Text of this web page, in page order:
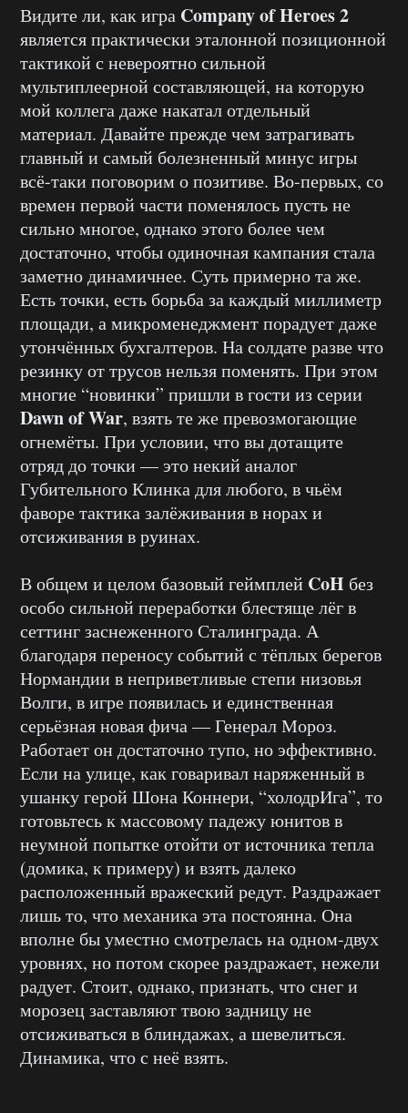
Видите ли, как игра Company of Heroes 2
является практически эталонной позиционной
тактикой с невероятно сильной
мультиплеерной составляющей, на которую
мой коллега даже накатал отдельный
материал. Давайте прежде чем затрагивать
главный и самый болезненный минус игры
всё-таки поговорим о позитиве. Во-первых, со
времен первой части поменялось пусть не
сильно многое, однако этого более чем
достаточно, чтобы одиночная кампания стала
заметно динамичнее. Суть примерно та же.
Есть точки, есть борьба за каждый миллиметр
площади, а микроменеджмент порадует даже
утончённых бухгалтеров. На солдате разве что
резинку от трусов нельзя поменять. При этом
многие “новинки” пришли в гости из серии
Dawn of War, взять те же превозмогающие
огнемёты. При условии, что вы дотащите
отряд до точки — это некий аналог
Губительного Клинка для любого, в чьём
фаворе тактика залёживания в норах и
отсиживания в руинах.
В общем и целом базовый геймплей CoH без
особо сильной переработки блестяще лёг в
сеттинг заснеженного Сталинграда. А
благодаря переносу событий с тёплых берегов
Нормандии в неприветливые степи низовья
Волги, в игре появилась и единственная
серьёзная новая фича — Генерал Мороз.
Работает он достаточно тупо, но эффективно.
Если на улице, как говаривал наряженный в
ушанку герой Шона Коннери, “холодрИга”, то
готовьтесь к массовому падежу юнитов в
неумной попытке отойти от источника тепла
(домика, к примеру) и взять далеко
расположенный вражеский редут. Раздражает
лишь то, что механика эта постоянна. Она
вполне бы уместно смотрелась на одном-двух
уровнях, но потом скорее раздражает, нежели
радует. Стоит, однако, признать, что снег и
морозец заставляют твою задницу не
отсиживаться в блиндажах, а шевелиться.
Динамика, что с неё взять.